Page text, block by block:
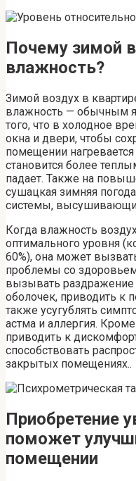
Почему зимой
влажность?
Зимой воздух в
влажность — обычным
того, что в холодное
окна и двери, чтобы
помещении
становится более
падает. Также на
сушацкая зимняя
системы,
Когда влажность
оптимального уровня
60%), она может
проблемы со
вызывать раздражение
оболочек, приводить к
также усугублять
астма и аллергия.
приводить к
способствовать
закрытых помещениях..
Приобретение
поможет
помещении